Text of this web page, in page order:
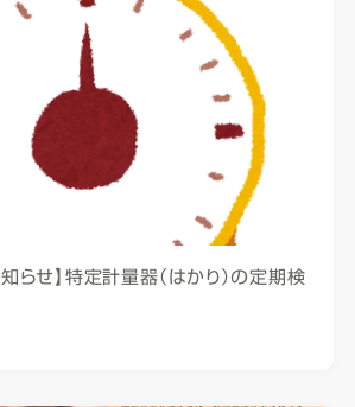
らせ】特定計量器（はかり）の定期検